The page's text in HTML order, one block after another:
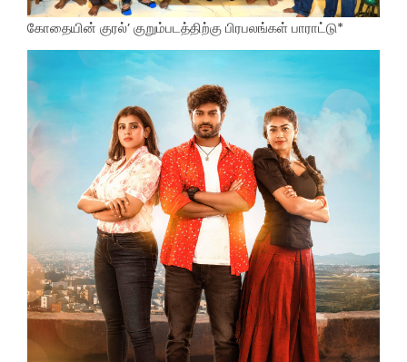
கோதையின் குரல்’ குறும்படத்திற்கு பிரபலங்கள் பாராட்டு*